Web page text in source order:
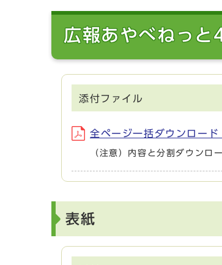
広報あやべねっと
添付ファイル
全ページ一括ダウンロー
（注意）内容と分割ダウンロ
表紙